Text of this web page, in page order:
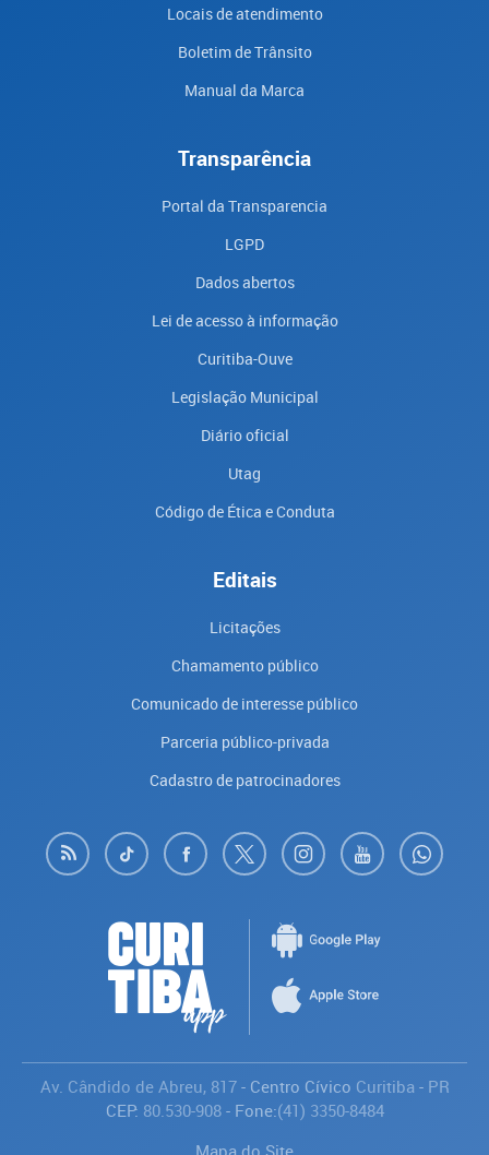
Locais de atendimento
Boletim de Trânsito
Manual da Marca
Transparência
Portal da Transparencia
LGPD
Dados abertos
Lei de acesso à informação
Curitiba-Ouve
Legislação Municipal
Diário oficial
Utag
Código de Ética e Conduta
Editais
Licitações
Chamamento público
Comunicado de interesse público
Parceria público-privada
Cadastro de patrocinadores
Av. Cândido de Abreu, 817- Centro Cívico Curitiba- PR
CEP: 80.530-908- Fone:(41) 3350-8484